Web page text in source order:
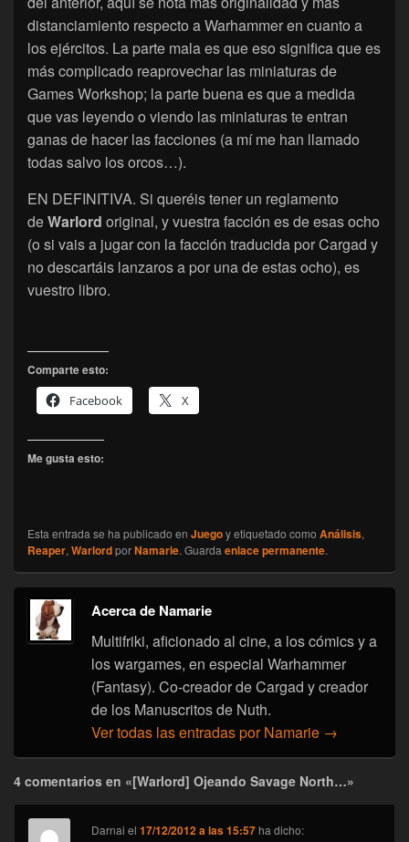
distanciamiento respecto a Warhammer en cuanto a
los ejércitos. La parte mala es que eso significa que es
más complicado reaprovechar las miniaturas de
Games Workshop; la parte buena es que a medida
que vas leyendo o viendo las miniaturas te entran
ganas de hacer las facciones (a mí me han llamado
todas salvo los orcos…).
EN DEFINITIVA. Si queréis tener un reglamento
deWarlord original, y vuestra facción es de esas ocho
(o si vais a jugar con la facción traducida por Cargad y
no descartáis lanzaros a por una de estas ocho), es
vuestro libro.
Comparte esto:
Facebook
X
Me gusta esto:
Esta entrada se ha publicado en Juegoy etiquetado como Análisis,
Reaper, WarlordporNamarie. Guarda enlace permanente.
Acerca de Namarie
Multifriki, aficionado al cine, a los cómics y a
los wargames, en especial Warhammer
(Fantasy). Co-creador de Cargad y creador
de los Manuscritos de Nuth.
Ver todas las entradas por Namarie →
4 comentarios en «[Warlord] Ojeando Savage North…»
Darnai el17/12/2012 a las 15:57 ha dicho: